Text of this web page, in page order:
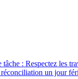
: Respectez les
réconciliation un jour